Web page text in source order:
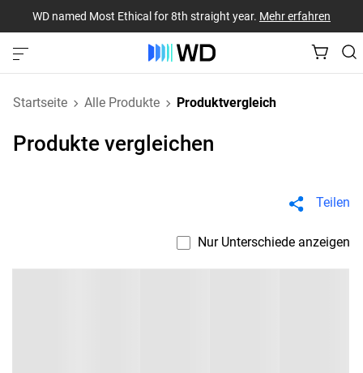
WD named Most Ethical for 8th straight year. Mehr erfahren
Startseite Alle Produkte Produktvergleich
Produkte vergleichen
Teilen
Nur Unterschiede anzeigen